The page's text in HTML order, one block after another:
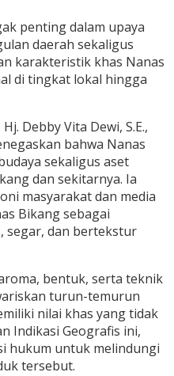
penting dalam upaya
daerah sekaligus
karakteristik khas Nanas
di tingkat lokal hingga
Debby Vita Dewi, S.E.,
bahwa Nanas
sekaligus aset
dan sekitarnya. Ia
masyarakat dan media
Bikang sebagai
segar, dan bertekstur
bentuk, serta teknik
turun-temurun
nilai khas yang tidak
Indikasi Geografis ini,
hukum untuk melindungi
tersebut.